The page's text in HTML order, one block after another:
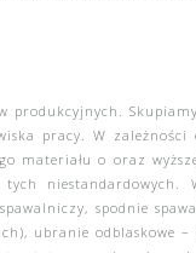
produkcyjnych.
pracy. W
materiału o oraz
spodnie
ubranie odblaskowe –